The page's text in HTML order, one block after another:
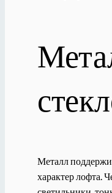
Металл
характер лофта.